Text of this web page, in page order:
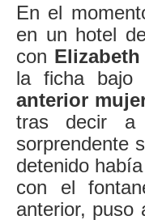
En el
en un hotel
con
la ficha bajo
anterior
tras decir a
sorprendente
detenido
con el
anterior, puso